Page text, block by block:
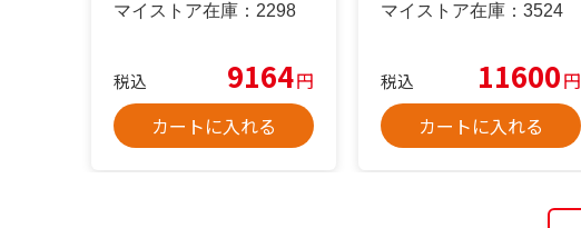
マイストア在庫： 2298
税込 9164円
カートに入れる
マイストア在庫： 3524
税込 11600円
カートに入れる